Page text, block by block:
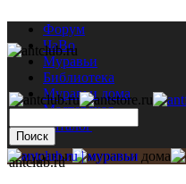
Форум
ЧаВо
Муравьи
Библиотека
Муравьи дома
Мастерская
Каталог
antclub.ru